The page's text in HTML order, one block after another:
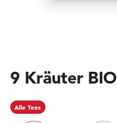
9 Kräuter BIO
Alle Tees